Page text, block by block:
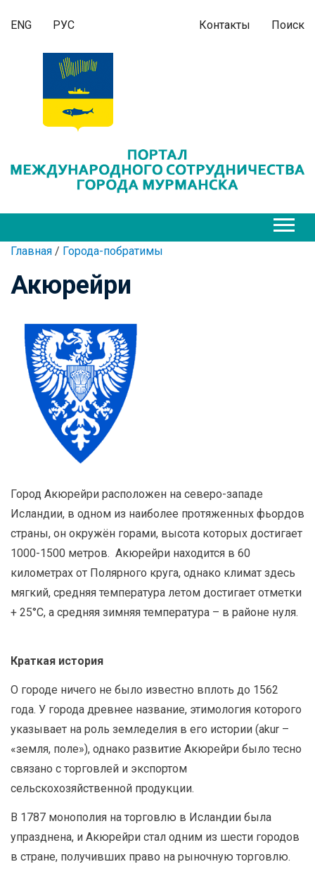
ENG РУС Контакты Поиск
Главная / Города-побратимы
Акюрейри
Город Акюрейри расположен на северо-западе
Исландии, в одном из наиболее протяженных фьордов
страны, он окружён горами, высота которых достигает
1000-1500 метров. Акюрейри находится в 60
километрах от Полярного круга, однако климат здесь
мягкий, средняя температура летом достигает отметки
+ 25°С, а средняя зимняя температура – в районе нуля.
Краткая история
О городе ничего не было известно вплоть до 1562
года. У города древнее название, этимология которого
указывает на роль земледелия в его истории (akur –
«земля, поле»), однако развитие Акюрейри было тесно
связано с торговлей и экспортом
сельскохозяйственной продукции.
В 1787 монополия на торговлю в Исландии была
упразднена, и Акюрейри стал одним из шести городов
в стране, получивших право на рыночную торговлю.